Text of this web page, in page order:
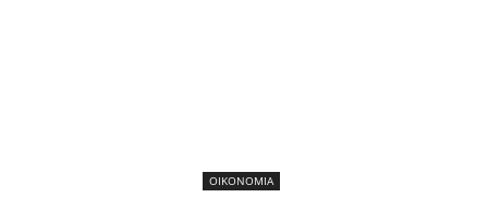
ΟΙΚΟΝΟΜΙΑ